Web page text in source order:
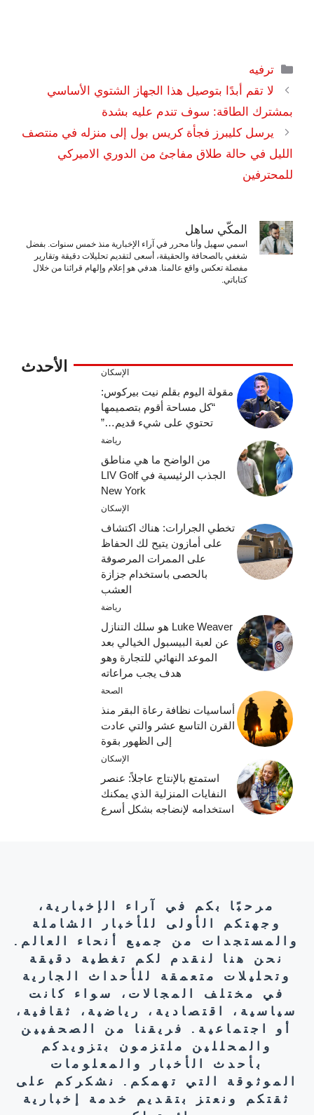
التصنيفات
ترفيه
لا تقم أبدًا بتوصيل هذا الجهاز الشتوي الأساسي
بمشترك الطاقة: سوف تندم عليه بشدة
يرسل كليبرز فجأة كريس بول إلى منزله في منتصف
الليل في حالة طلاق مفاجئ من الدوري الاميركي
للمحترفين
المكّي ساهل
اسمي سهيل وأنا محرر في آراء الإخبارية منذ خمس سنوات. بفضل
شغفي بالصحافة والحقيقة، أسعى لتقديم تحليلات دقيقة وتقارير
مفصلة تعكس واقع عالمنا. هدفي هو إعلام وإلهام قرائنا من خلال
كتاباتي.
الأحدث الإسكان
مقولة اليوم بقلم نيت بيركوس:
“كل مساحة أقوم بتصميمها
تحتوي على شيء قديم…”
رياضة
من الواضح ما هي مناطق
الجذب الرئيسية في LIV Golf
New York
الإسكان
تخطي الجرارات: هناك اكتشاف
على أمازون يتيح لك الحفاظ
على الممرات المرصوفة
بالحصى باستخدام جزازة
العشب
رياضة
Luke Weaver هو سلك التنازل
عن لعبة البيسبول الخيالي بعد
الموعد النهائي للتجارة وهو
هدف يجب مراعاته
الصحة
أساسيات نظافة رعاة البقر منذ
القرن التاسع عشر والتي عادت
إلى الظهور بقوة
الإسكان
استمتع بالإنتاج عاجلاً: عنصر
النفايات المنزلية الذي يمكنك
استخدامه لإنضاجه بشكل أسرع
مرحبًا بكم في آراء الإخبارية،
وجهتكم الأولى للأخبار الشاملة
والمستجدات من جميع أنحاء العالم.
نحن هنا لنقدم لكم تغطية دقيقة
وتحليلات متعمقة للأحداث الجارية
في مختلف المجالات، سواء كانت
سياسية، اقتصادية، رياضية، ثقافية،
أو اجتماعية. فريقنا من الصحفيين
والمحللين ملتزمون بتزويدكم
بأحدث الأخبار والمعلومات
الموثوقة التي تهمكم. نشكركم على
ثقتكم ونعتز بتقديم خدمة إخبارية